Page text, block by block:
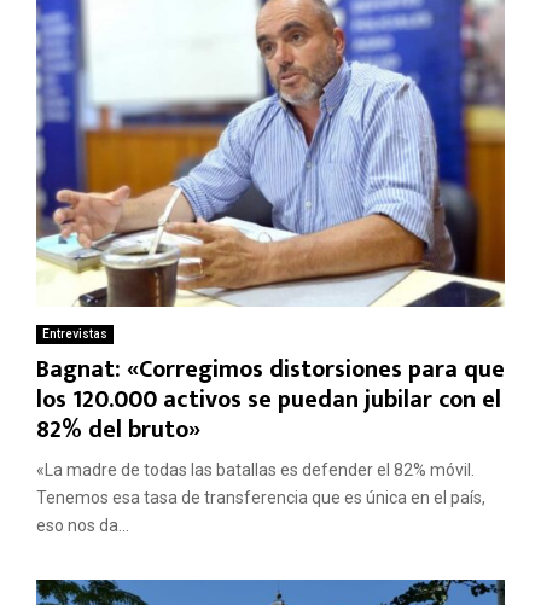
Entrevistas
Bagnat: «Corregimos distorsiones para que
los 120.000 activos se puedan jubilar con el
82% del bruto»
«La madre de todas las batallas es defender el 82% móvil.
Tenemos esa tasa de transferencia que es única en el país,
eso nos da...